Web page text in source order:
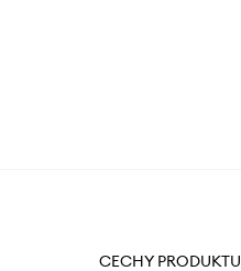
CECHY PRODUKTU